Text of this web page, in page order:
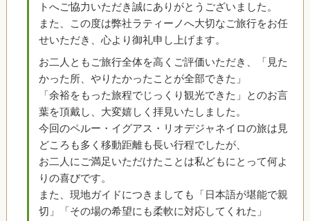
トへご協力いただき誠にありがとうございました。
また、この度は弊社ラティーノへ大切なご旅行をお任
せいただき、心より御礼申し上げます。
お二人ともご旅行全体を高くご評価いただき、「見た
かった所、やりたかったことが全部できた」
「余裕をもった旅程でじっくり観光できた」とのお言
葉を頂戴し、大変嬉しく拝見いたしました。
今回のペルー・イグアス・リオデジャネイロの旅は見
どころも多く移動距離も長い行程でしたが、
お二人にご満足いただけたことは私どもにとって何よ
りの喜びです。
また、現地ガイドにつきましても「日本語が堪能で親
切」「その場の希望にも柔軟に対応してくれた」